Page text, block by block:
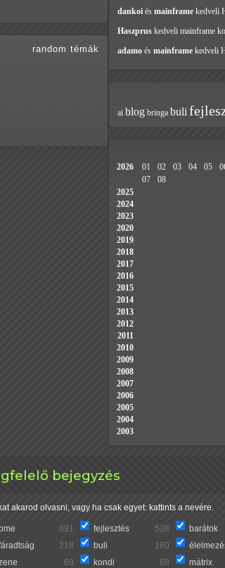
bejegyzés
akarod olvasni, vagy ha csak egyet: kattints a nevére.
bme 691 fejlesztés 538 barátok
218 buli 160
68 kondi 68 mátrix
random témák
dankoi és mainframe kedveli
Haszprus kedveli mainframe
adamo és mainframe kedveli
ai blog bringa buli
2026 01 02 03 04 05
07
08
2025
2024
2023
2020
2019
2018
2017
2016
2015
2014
2013
2012
2011
2010
2009
2008
2007
2006
2005
2004
2003